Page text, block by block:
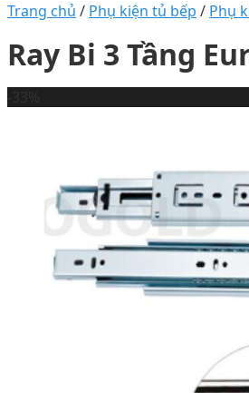
Trang chủ / Phụ kiện tủ bếp / Phụ
Ray Bi 3 Tầng